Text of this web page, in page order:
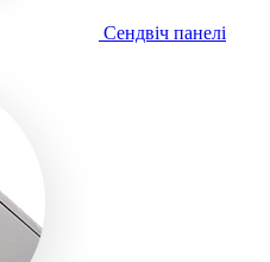
Сендвіч панелі